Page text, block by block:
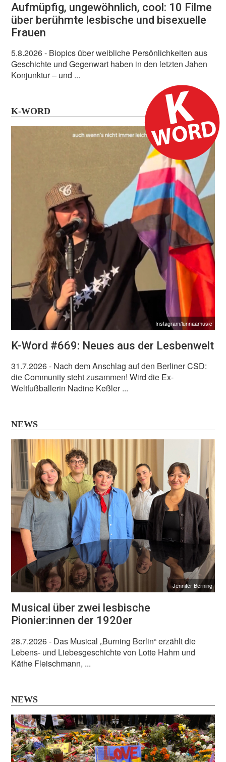
Aufmüpfig, ungewöhnlich, cool: 10 Filme
über berühmte lesbische und bisexuelle
Frauen
5.8.2026- Biopics über weibliche Persönlichkeiten aus
Geschichte und Gegenwart haben in den letzten Jahen
Konjunktur – und ...
K-WORD
Instagram/lunnaamusic
K-Word #669: Neues aus der Lesbenwelt
31.7.2026- Nach dem Anschlag auf den Berliner CSD:
die Community steht zusammen! Wird die Ex-
Weltfußballerin Nadine Keßler ...
NEWS
Jennifer Berning
Musical über zwei lesbische
Pionier:innen der 1920er
28.7.2026- Das Musical „Burning Berlin“ erzählt die
Lebens- und Liebesgeschichte von Lotte Hahm und
Käthe Fleischmann, ...
NEWS